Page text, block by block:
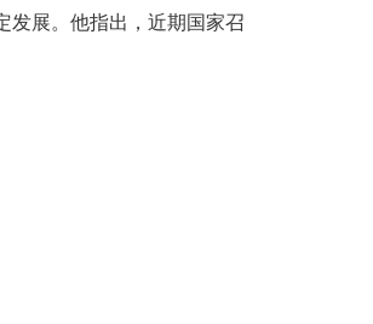
发展。他指出，近期国家召